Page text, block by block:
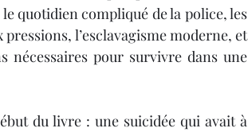
quotidien compliqué de la police, les
l’esclavagisme moderne, et
nécessaires pour survivre dans une
du livre : une suicidée qui avait à